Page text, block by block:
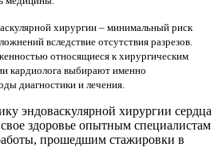
хирургии – минимальный риск
вследствие отсутствия разрезов.
относящиеся к хирургическим
кардиолога выбирают именно
диагностики и лечения.
эндоваскулярной хирургии сердца
здоровье опытным специалистам
прошедшим стажировки в